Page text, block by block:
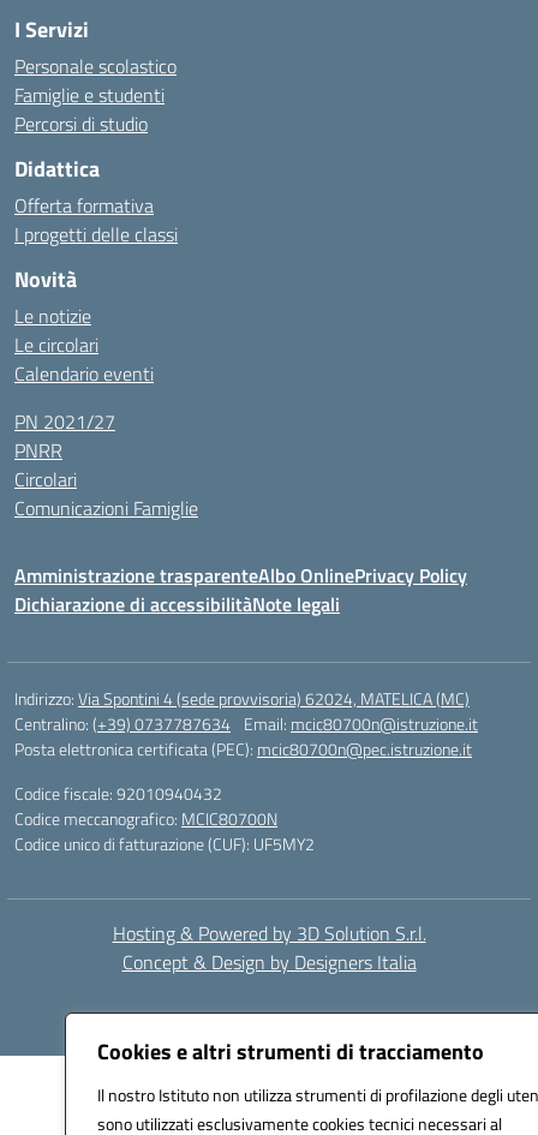
Cookies e altri strumenti di tracciamento
Il nostro Istituto non utilizza strumenti di profilazione degli
sono utilizzati esclusivamente cookies tecnici necessari al
I Servizi
Personale scolastico
Famiglie e studenti
Percorsi di studio
Didattica
Offerta formativa
I progetti delle classi
Novità
Le notizie
Le circolari
Calendario eventi
PN 2021/27
PNRR
Circolari
Comunicazioni Famiglie
Amministrazione trasparenteAlbo OnlinePrivacy Policy
Dichiarazione di accessibilitàNote legali
Indirizzo:Via Spontini 4 (sede provvisoria) 62024, MATELICA (MC)
Centralino:(+39) 0737787634 Email: mcic80700n@istruzione.it
Posta elettronica certificata (PEC): mcic80700n@pec.istruzione.it
Codice fiscale: 92010940432
Codice meccanografico: MCIC80700N
Codice unico di fatturazione (CUF): UF5MY2
Hosting & Powered by 3D Solution S.r.l.
Concept & Design by Designers Italia